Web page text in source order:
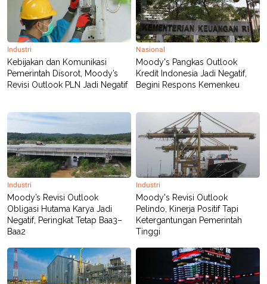
Industri
Kebijakan dan Komunikasi
Pemerintah Disorot, Moody’s
Revisi Outlook PLN Jadi Negatif
Nasional
Moody's Pangkas Outlook
Kredit Indonesia Jadi Negatif,
Begini Respons Kemenkeu
Industri
Moody’s Revisi Outlook
Obligasi Hutama Karya Jadi
Negatif, Peringkat Tetap Baa3–
Baa2
Industri
Moody's Revisi Outlook
Pelindo, Kinerja Positif Tapi
Ketergantungan Pemerintah
Tinggi